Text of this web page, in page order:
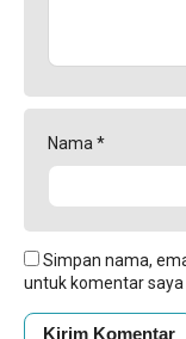
Nama *
Simpan nama,
untuk komentar saya